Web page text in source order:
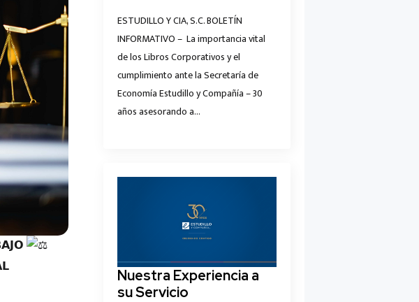
ESTUDILLO Y CIA, S.C. BOLETÍN
INFORMATIVO – La importancia vital
de los Libros Corporativos y el
cumplimiento ante la Secretaría de
Economía Estudillo y Compañía – 30
años asesorando a…
Nuestra Experiencia a
su Servicio